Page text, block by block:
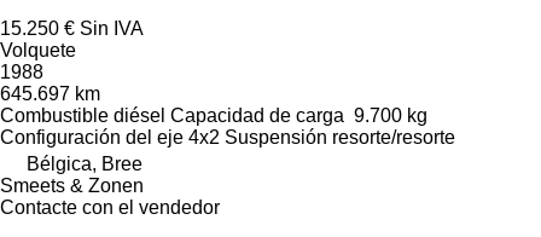
15.250 € Sin IVA
Volquete
1988
645.697 km
Combustible diésel Capacidad de carga 9.700 kg
Configuración del eje 4x2 Suspensión resorte/resorte
Bélgica, Bree
Smeets & Zonen
Contacte con el vendedor